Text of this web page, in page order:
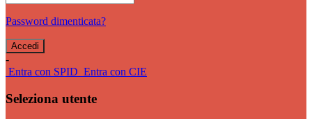
Password dimenticata?
-
Entra con SPID Entra con CIE
Seleziona utente